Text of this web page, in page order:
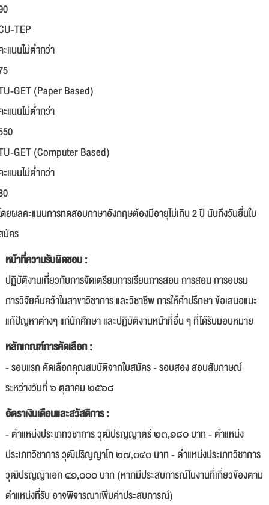
TEP
แนนไม่ต่ำกว่า
GET (Paper Based)
แนนไม่ต่ำกว่า
GET (Computer Based)
แนนไม่ต่ำกว่า
ดยผลคะแนนการทดสอบภาษาอังกฤษต้องมีอายุไม่เกิน 2 ปี นับถึงวันยื่นใบ
มัคร
หน้าที่ความรับผิดชอบ :
ปฏิบัติงานเกี่ยวกับการจัดเตรียมการเรียนการสอน การสอน การอบรม
การวิจัยค้นคว้าในสาขาวิชาการ และวิชาชีพ การให้คำปรึกษา ข้อเสนอแนะ
แก้ปัญหาต่างๆ แก่นักศึกษา และปฏิบัติงานหน้าที่อื่น ๆ ที่ได้รับมอบหมาย
หลักเกณฑ์การคัดเลือก :
- รอบแรก คัดเลือกคุณสมบัติจากใบสมัคร - รอบสอง สอบสัมภาษณ์
ระหว่างวันที่ ๖ ตุลาคม ๒๕๖๘
อัตราเงินเดือนและสวัสดิการ :
- ตำแหน่งประเภทวิชาการ วุฒิปริญญาตรี ๒๓,๑๘๐ บาท - ตำแหน่ง
ประเภทวิชาการ วุฒิปริญญาโท ๒๗,๐๔๐ บาท - ตำแหน่งประเภทวิชาการ
วุฒิปริญญาเอก ๔๑,๐๐๐ บาท (หากมีประสบการณ์ในงานที่เกี่ยวข้องตาม
ตำแหน่งที่รับ อาจพิจารณาเพิ่มค่าประสบการณ์)